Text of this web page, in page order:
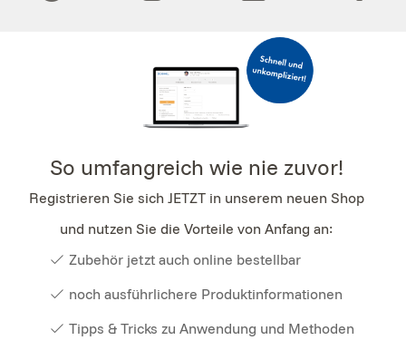
So umfangreich wie nie zuvor!
Registrieren Sie sich JETZT in unserem neuen Shop
und nutzen Sie die Vorteile von Anfang an:
Zubehör jetzt auch online bestellbar
noch ausführlichere Produktinformationen
Tipps & Tricks zu Anwendung und Methoden